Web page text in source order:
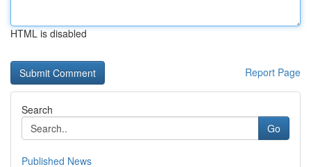
HTML is disabled
Report Page
Search
Go
Published News